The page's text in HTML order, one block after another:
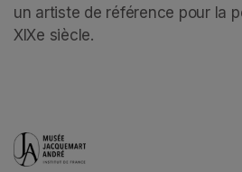
un artiste de référence pour la
XIXe siècle.